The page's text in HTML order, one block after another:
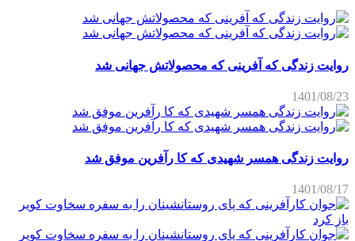
روایت زندگی که آفرینی که محصولاتش جهانی شد
1401/08/23
روایت زندگی همسر شهیدی که کا رآفرین موفق شد
1401/08/17